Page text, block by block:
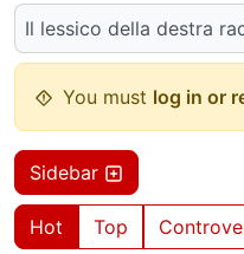
Il lessico della destra
You must log in or
Sidebar
Hot Top